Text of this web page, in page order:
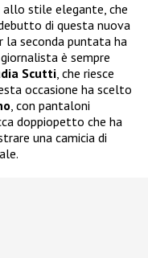
allo stile elegante, che
di questa nuova
la seconda puntata ha
è sempre
Scutti, che riesce
occasione ha scelto
, con pantaloni
doppiopetto che ha
una camicia di